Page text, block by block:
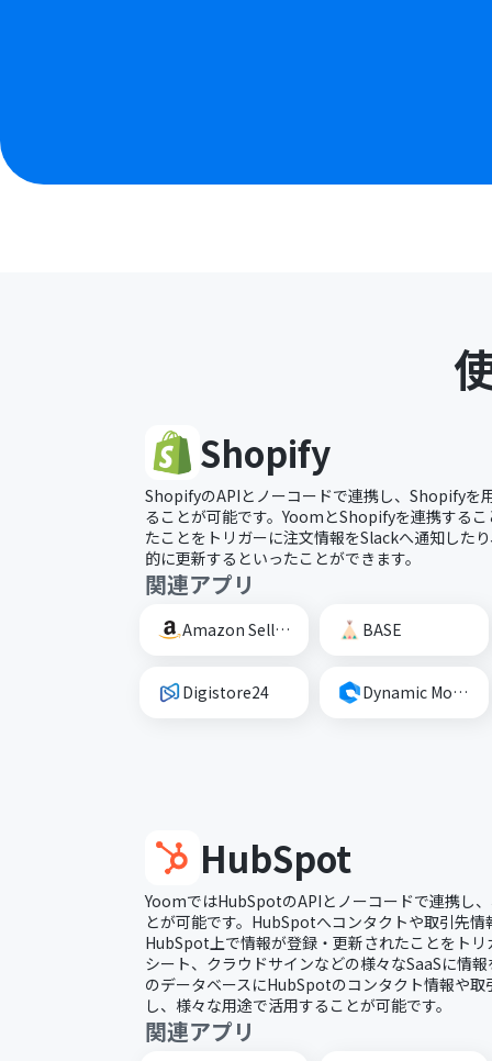
Shopify
ShopifyのAPIとノーコードで連携し、Shopifyを
ることが可能です。YoomとShopifyを連携する
たことをトリガーに注文情報をSlackへ通知した
的に更新するといったことができます。
関連アプリ
Amazon Seller Central BASE
Digistore24 Dynamic Mockups
HubSpot
YoomではHubSpotのAPIとノーコードで連携し
とが可能です。HubSpotへコンタクトや取引先
HubSpot上で情報が登録・更新されたことをト
シート、クラウドサインなどの様々なSaaSに情
のデータベースにHubSpotのコンタクト情報や
し、様々な用途で活用することが可能です。
関連アプリ